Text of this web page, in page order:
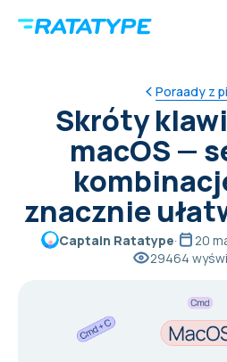
Poraady z
Skróty
macOS —
znacznie
Captain Ratatype· 20
29464